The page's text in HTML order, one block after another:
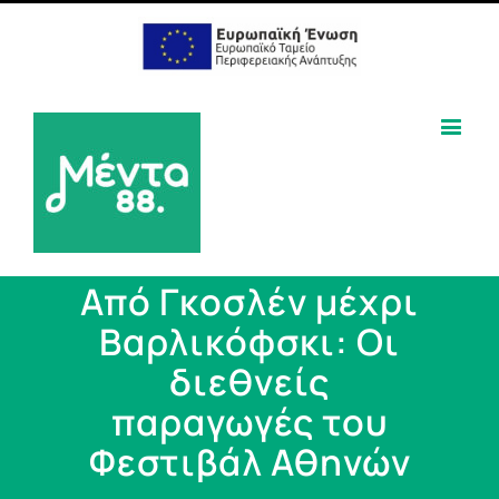
Από Γκοσλέν μέχρι
Βαρλικόφσκι: Οι
διεθνείς
παραγωγές του
Φεστιβάλ Αθηνών